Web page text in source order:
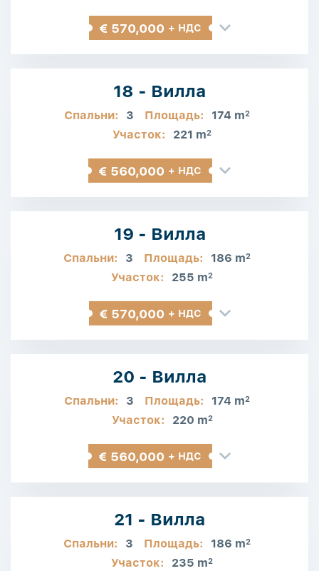
€ 570,000 + НДС
18 - Вилла
Спальни: 3 Площадь: 174 m2
Участок: 221 m2
€ 560,000 + НДС
19 - Вилла
Спальни: 3 Площадь: 186 m2
Участок: 255 m2
€ 570,000 + НДС
20 - Вилла
Спальни: 3 Площадь: 174 m2
Участок: 220 m2
€ 560,000 + НДС
21 - Вилла
Спальни: 3 Площадь: 186 m2
Участок: 235 m2